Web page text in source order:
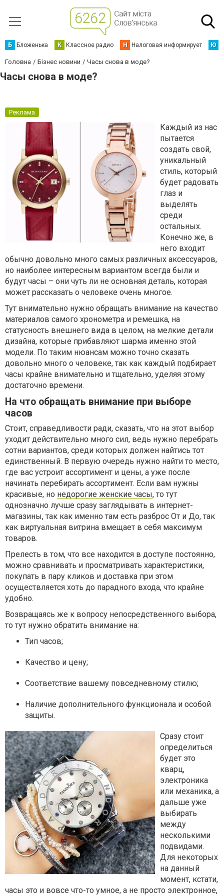
Б Бложенька К Классное радио Н Налоговая информирует Ю
Головна Бізнес новини Часы снова в моде?
Часы снова в моде?
Реклама
Каждый из нас
пытается
создать свой,
уникальный
стиль, который
будет радовать
глаз и
выделять
среди
остальных.
Конечно же, в
него входит
обычно довольно много самых различных аксессуаров,
но наиболее интересным вариантом всегда были и
будут часы – они чуть ли не основная деталь, которая
может рассказать о человеке очень многое.
Тут внимательно нужно обращать внимание на качество
материалов самого хронометра и ремешка, на
статусность внешнего вида в целом, на мелкие детали
дизайна, которые прибавляют шарма именно этой
модели. По таким нюансам можно точно сказать
довольно много о человеке, так как каждый подбирает
часы крайне внимательно и тщательно, уделяя этому
достаточно времени.
На что обращать внимание при выборе
часов
Стоит, справедливости ради, сказать, что на этот выбор
уходит действительно много сил, ведь нужно перебрать
сотни вариантов, среди которых должен найтись тот
единственный. В первую очередь нужно найти то место,
где вас устроит ассортимент и цены, а уже после
начинать перебирать ассортимент. Если вам нужны
красивые, но недорогие женские часы, то тут
однозначно лучше сразу заглядывать в интернет-
магазины, так как именно там есть разброс От и До, так
как виртуальная витрина вмещает в себя максимум
товаров.
Прелесть в том, что все находится в доступе постоянно,
можно сравнивать и просматривать характеристики,
покупать в пару кликов и доставка при этом
осуществляется хоть до парадного входа, что крайне
удобно.
Возвращаясь же к вопросу непосредственного выбора,
то тут нужно обратить внимание на:
Тип часов;
Качество и цену;
Соответствие вашему повседневному стилю;
Наличие дополнительного функционала и особой
защиты.
Сразу стоит
определиться
будет это
кварц,
электроника
или механика, а
дальше уже
выбирать
между
несколькими
подвидами.
Для некоторых
на данный
момент, кстати,
часы это и вовсе что-то умное, а не просто электронное,